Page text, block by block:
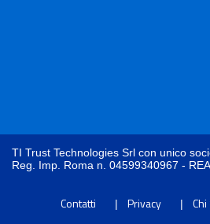
TI Trust Technologies Srl con unico
Reg. Imp. Roma n. 04599340967 -
Contatti Privacy